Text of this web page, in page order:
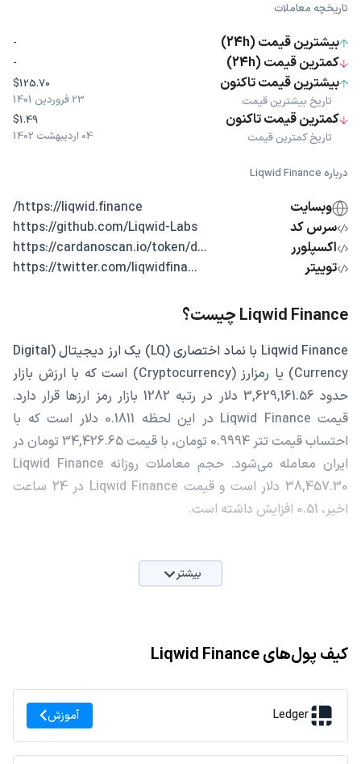
تاریخچه معاملات
بیشترین قیمت (24h) -
کمترین قیمت (24h) -
بیشترین قیمت تاکنون
تاریخ بیشترین قیمت
$125.70
23 فروردین 1401
کمترین قیمت تاکنون
تاریخ کمترین قیمت
$1.49
04 اردیبهشت 1402
درباره Liqwid Finance
وبسایت
https://liqwid.finance/
سرس کد
https://github.com/Liqwid-Labs
اکسپلورر
...https://cardanoscan.io/token/d
توییتر
...https://twitter.com/liqwidfina
Liqwid Finance چیست؟
Liqwid Finance با نماد اختصاری (LQ) یک ارز دیجیتال (Digital
Currency) یا رمزارز (Cryptocurrency) است که با ارزش بازار
حدود 3,629,161.56 دلار در رتبه 1282 بازار رمز ارزها قرار دارد.
قیمت Liqwid Finance در این لحظه 0.1811 دلار است که با
احتساب قیمت تتر 0.9994 تومان، با قیمت 34,426.65 تومان در
ایران معامله می‌شود. حجم معاملات روزانه Liqwid Finance
38,457.30 دلار است و قیمت Liqwid Finance در 24 ساعت
اخیر، 0.51 افزایش داشته است.
بیشتر
کیف پول‌های Liqwid Finance
Ledger آموزش